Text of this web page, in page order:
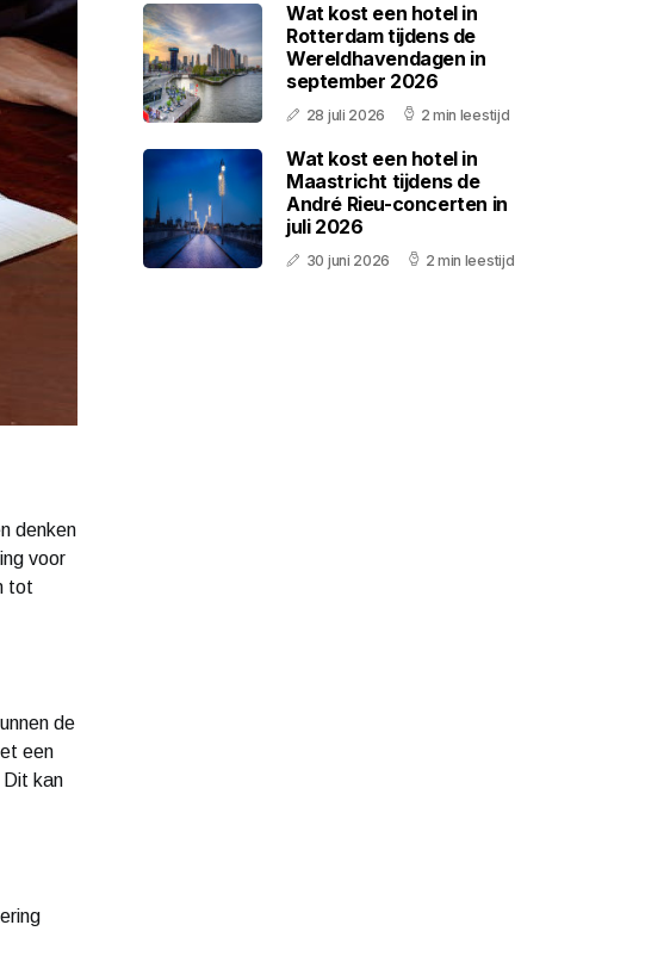
denken
voor
tot
de
een
Dit kan
Wat kost een hotel in
Rotterdam tijdens de
Wereldhavendagen in
september 2026
28 juli 2026 2 min leestijd
Wat kost een hotel in
Maastricht tijdens de
André Rieu-concerten in
juli 2026
30 juni 2026 2 min leestijd